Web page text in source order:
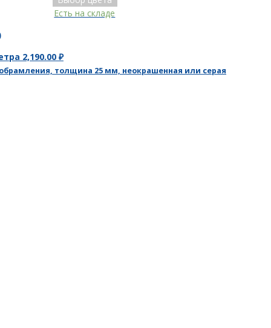
Есть на складе
2,190.00 ₽
толщина 25 мм, неокрашенная или серая